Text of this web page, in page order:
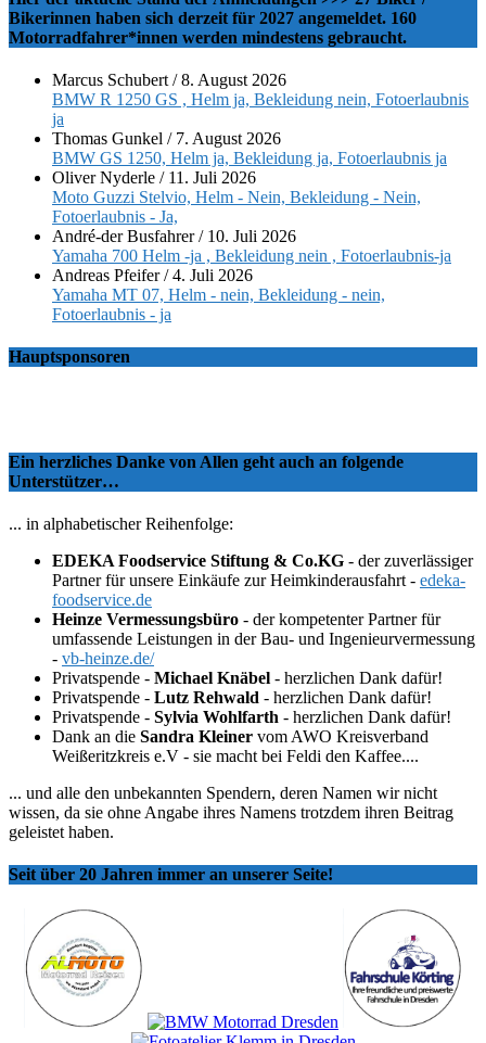
Bikerinnen haben sich derzeit für 2027 angemeldet. 160
Motorradfahrer*innen werden mindestens gebraucht.
Marcus Schubert /8. August 2026
BMW R 1250 GS , Helm ja, Bekleidung nein, Fotoerlaubnis
ja
Thomas Gunkel / 7. August 2026
BMW GS 1250, Helm ja, Bekleidung ja, Fotoerlaubnis ja
Oliver Nyderle / 11. Juli 2026
Moto Guzzi Stelvio, Helm - Nein, Bekleidung - Nein,
Fotoerlaubnis - Ja,
André-der Busfahrer/ 10. Juli 2026
Yamaha 700 Helm -ja , Bekleidung nein , Fotoerlaubnis-ja
Andreas Pfeifer/4. Juli 2026
Yamaha MT 07, Helm - nein, Bekleidung - nein,
Fotoerlaubnis - ja
Hauptsponsoren
Ein herzliches Danke von Allen geht auch an folgende
Unterstützer…
... in alphabetischer Reihenfolge:
EDEKA Foodservice Stiftung & Co.KG - der zuverlässiger
Partner für unsere Einkäufe zur Heimkinderausfahrt - edeka-
foodservice.de
Heinze Vermessungsbüro - der kompetenter Partner für
umfassende Leistungen in der Bau- und Ingenieurvermessung
- vb-heinze.de/
Privatspende - Michael Knäbel - herzlichen Dank dafür!
Privatspende - Lutz Rehwald - herzlichen Dank dafür!
Privatspende - Sylvia Wohlfarth - herzlichen Dank dafür!
Dank an die Sandra Kleiner vom AWO Kreisverband
Weißeritzkreis e.V - sie macht bei Feldi den Kaffee....
... und alle den unbekannten Spendern, deren Namen wir nicht
wissen, da sie ohne Angabe ihres Namens trotzdem ihren Beitrag
geleistet haben.
Seit über 20 Jahren immer an unserer Seite!